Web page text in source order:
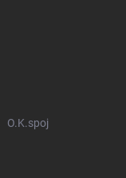
O.K.spoj